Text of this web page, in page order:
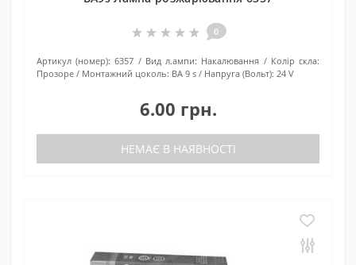
0
Артикул (номер): 6357 Вид л.ампи: Накалювання
Колір скла:
Прозоре
Монтажний цоколь: BA 9 s Напруга (Вольт): 24 V
6.00 грн.
НЕМАЄ В НАЯВНОСТІ